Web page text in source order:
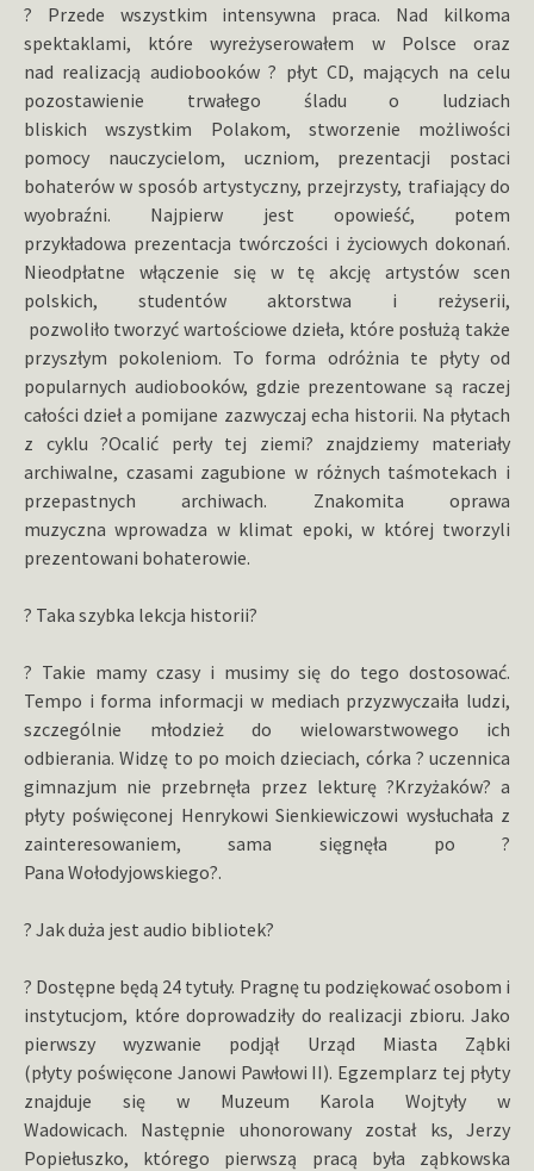
? Przede wszystkim intensywna praca. Nad kilkoma
spektaklami, które wyreżyserowałem w Polsce oraz
nad realizacją audiobooków ? płyt CD, mających na celu
pozostawienie trwałego śladu o ludziach
bliskich wszystkim Polakom, stworzenie możliwości
pomocy nauczycielom, uczniom, prezentacji postaci
bohaterów w sposób artystyczny, przejrzysty, trafiający do
wyobraźni. Najpierw jest opowieść, potem
przykładowa prezentacja twórczości i życiowych dokonań.
Nieodpłatne włączenie się w tę akcję artystów scen
polskich, studentów aktorstwa i reżyserii,
pozwoliło tworzyć wartościowe dzieła, które posłużą także
przyszłym pokoleniom. To forma odróżnia te płyty od
popularnych audiobooków, gdzie prezentowane są raczej
całości dzieł a pomijane zazwyczaj echa historii. Na płytach
z cyklu ?Ocalić perły tej ziemi? znajdziemy materiały
archiwalne, czasami zagubione w różnych taśmotekach i
przepastnych archiwach. Znakomita oprawa
muzyczna wprowadza w klimat epoki, w której tworzyli
prezentowani bohaterowie.
? Taka szybka lekcja historii?
? Takie mamy czasy i musimy się do tego dostosować.
Tempo i forma informacji w mediach przyzwyczaiła ludzi,
szczególnie młodzież do wielowarstwowego ich
odbierania. Widzę to po moich dzieciach, córka ? uczennica
gimnazjum nie przebrnęła przez lekturę ?Krzyżaków? a
płyty poświęconej Henrykowi Sienkiewiczowi wysłuchała z
zainteresowaniem, sama sięgnęła po ?
Pana Wołodyjowskiego?.
? Jak duża jest audio bibliotek?
? Dostępne będą 24 tytuły. Pragnę tu podziękować osobom i
instytucjom, które doprowadziły do realizacji zbioru. Jako
pierwszy wyzwanie podjął Urząd Miasta Ząbki
(płyty poświęcone Janowi Pawłowi II). Egzemplarz tej płyty
znajduje się w Muzeum Karola Wojtyły w
Wadowicach. Następnie uhonorowany został ks, Jerzy
Popiełuszko, którego pierwszą pracą była ząbkowska